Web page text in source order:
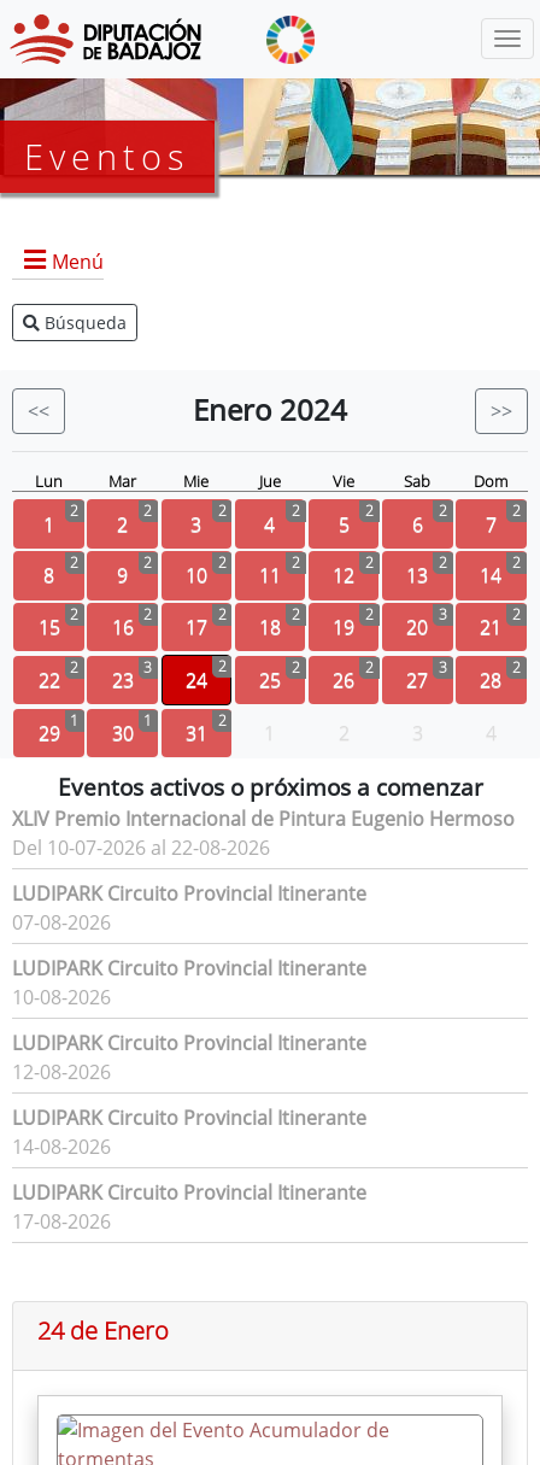
Eventos
Menú
Agenda Presidencia
Eventos
Búsqueda
<< Enero 2024 >>
Lun Mar Mie Jue Vie Sab Dom
1 2 2 2 3 2 4 2 5 2 6 2 7 2
8 2 9 2 10 2 11 2 12 2 13 2 14 2
15 2 16 2 17 2 18 2 19 2 20 3 21 2
22 2 23 3 24
2
25 2 26 2 27 3 28 2
29 1 30 1 31 2 1 2 3 4
Eventos activos o próximos a comenzar
XLIV Premio Internacional de Pintura Eugenio Hermoso
Del 10-07-2026 al 22-08-2026
LUDIPARK Circuito Provincial Itinerante
07-08-2026
LUDIPARK Circuito Provincial Itinerante
10-08-2026
LUDIPARK Circuito Provincial Itinerante
12-08-2026
LUDIPARK Circuito Provincial Itinerante
14-08-2026
LUDIPARK Circuito Provincial Itinerante
17-08-2026
24 de Enero